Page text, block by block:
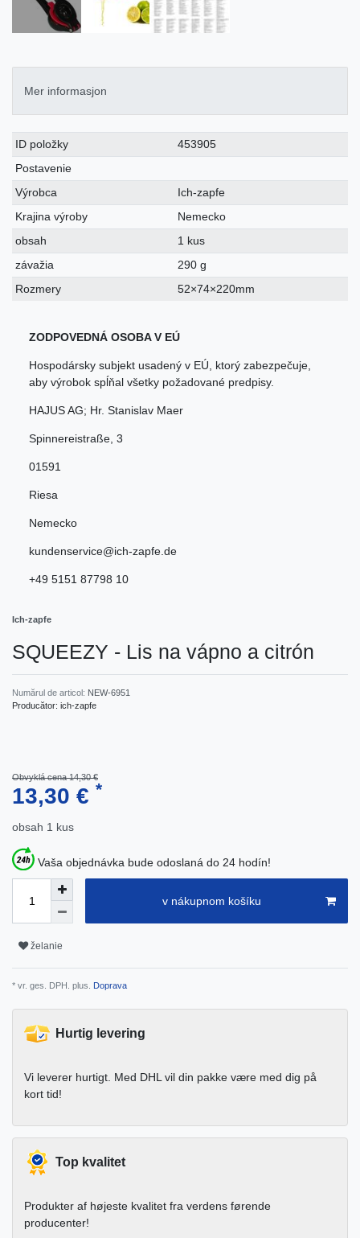
Mer informasjon
Ceres::Template.singleItemTechnicalDataAttribute
Ceres::Template.singleItemTechnicalDataValue
ID položky
453905
Postavenie
Výrobca
Ich-zapfe
Krajina výroby
Nemecko
obsah
1 kus
závažia
290 g
Rozmery
52×74×220mm
ZODPOVEDNÁ OSOBA V EÚ
Hospodársky subjekt usadený v EÚ, ktorý zabezpečuje,
aby výrobok spĺňal všetky požadované predpisy.
HAJUS AG; Hr. Stanislav Maer
Spinnereistraße 3
01591
Riesa
Nemecko
kundenservice@ich-zapfe.de
+49 5151 87798 10
Ich-zapfe
SQUEEZY - Lis na vápno a citrón
Numărul de articol: NEW-6951
Producător: ich-zapfe
Obvyklá cena 14,30 €
13,30 € *
obsah 1 kus
Vaša objednávka bude odoslaná do 24 hodín!
v nákupnom košíku
želanie
* vr. ges. DPH. plus. Doprava
Hurtig levering
Vi leverer hurtigt. Med DHL vil din pakke være med dig på
kort tid!
Top kvalitet
Produkter af højeste kvalitet fra verdens førende
producenter!